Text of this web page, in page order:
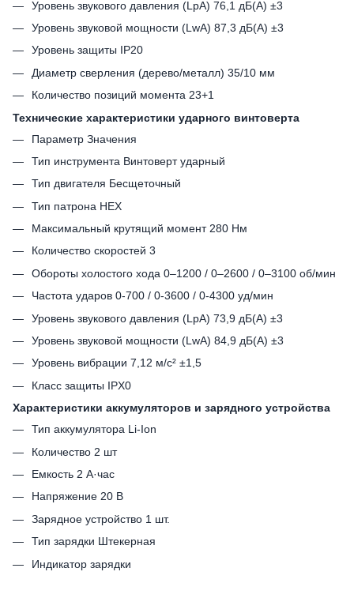
Уровень звукового давления (LpA) 76,1 дБ(A) ±3
Уровень звуковой мощности (LwA) 87,3 дБ(A) ±3
Уровень защиты IP20
Диаметр сверления (дерево/металл) 35/10 мм
Количество позиций момента 23+1
Технические характеристики ударного винтоверта
Параметр Значения
Тип инструмента Винтоверт ударный
Тип двигателя Бесщеточный
Тип патрона HEX
Максимальный крутящий момент 280 Нм
Количество скоростей 3
Обороты холостого хода 0–1200 / 0–2600 / 0–3100 об/мин
Частота ударов 0-700 / 0-3600 / 0-4300 уд/мин
Уровень звукового давления (LpA) 73,9 дБ(A) ±3
Уровень звуковой мощности (LwA) 84,9 дБ(A) ±3
Уровень вибрации 7,12 м/с² ±1,5
Класс защиты IPX0
Характеристики аккумуляторов и зарядного устройства
Тип аккумулятора Li-Ion
Количество 2 шт
Емкость 2 А·час
Напряжение 20 В
Зарядное устройство 1 шт.
Тип зарядки Штекерная
Индикатор зарядки